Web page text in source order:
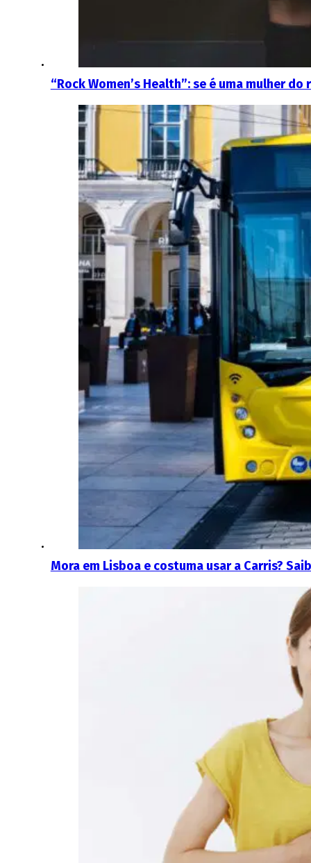
“Rock Women’s Health”: se é uma mulher
Mora em Lisboa e costuma usar a Carris?